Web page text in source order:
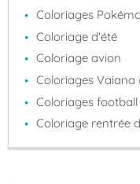
Coloriages
Coloriage d'été
Coloriage avion
Coloriages
Coloriages football
Coloriage rentrée